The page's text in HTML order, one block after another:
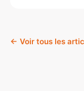
← Voir tous les